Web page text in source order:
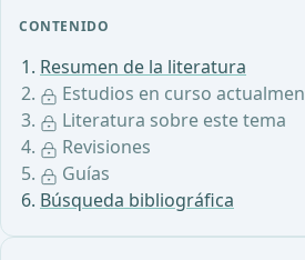
CONTENIDO
Resumen de la literatura
Estudios en curso
Literatura sobre este tema
Revisiones
Guías
Búsqueda bibliográfica